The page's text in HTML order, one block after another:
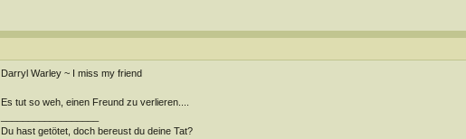
Darryl Warley ~ I miss my friend
Es tut so weh, einen Freund zu verlieren....
Du hast getötet, doch bereust du deine Tat?